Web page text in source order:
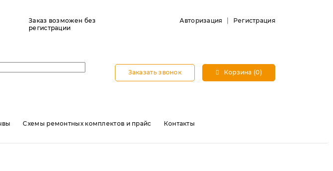
Заказ возможен без
регистрации
Авторизация Регистрация
Заказать звонок Корзина (0)
Схемы ремонтных комплектов и прайс Контакты